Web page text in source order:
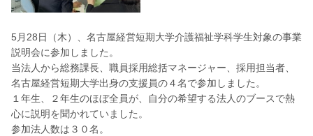
5月28日（木）、名古屋経営短期大学介護福祉学科学生対象の事業
説明会に参加しました。
当法人から総務課長、職員採用総括マネージャー、採用担当者、
名古屋経営短期大学出身の支援員の４名で参加しました。
１年生、２年生のほぼ全員が、自分の希望する法人のブースで熱
心に説明を聞かれていました。
参加法人数は３０名。